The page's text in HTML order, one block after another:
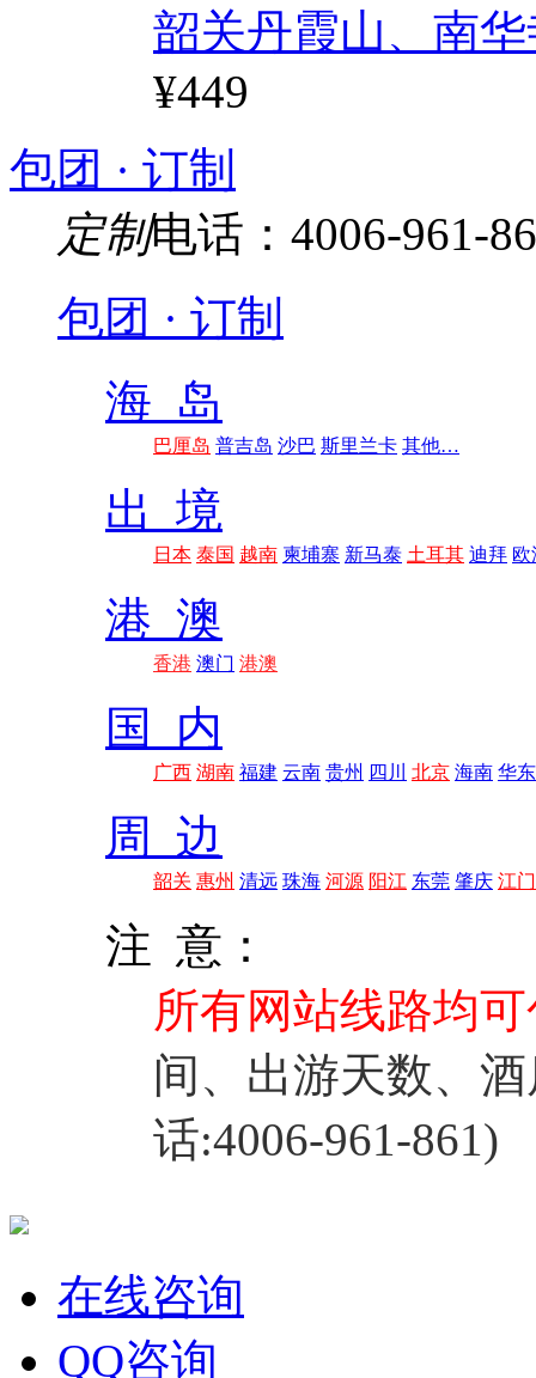
韶关丹霞山、南
¥449
包团 · 订制
定制电话：4006-961-
包团 · 订制
海 岛
巴厘岛 普吉岛 沙巴 斯里兰卡 其他…
出 境
日本 泰国 越南 柬埔寨 新马泰 土耳其 迪拜 欧
港 澳
香港 澳门 港澳
国 内
广西 湖南 福建 云南 贵州 四川 北京 海南 华东
周 边
韶关 惠州 清远 珠海 河源 阳江 东莞 肇庆 江门
注 意：
所有网站线路均
间、出游天数、
话:4006-961-861)
在线咨询
QQ咨询